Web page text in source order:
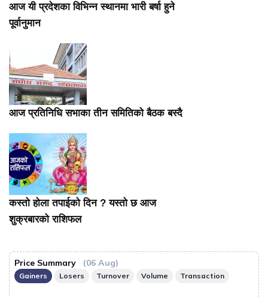
आज यी प्रदेशका विभिन्न स्थानमा भारी बर्षा हुने
पूर्वानुमान
आज प्रतिनिधि सभाका तीन समितिको बैठक बस्दै
कस्तो होला तपाईको दिन ? यस्तो छ आज
शुक्रबारको राशिफल